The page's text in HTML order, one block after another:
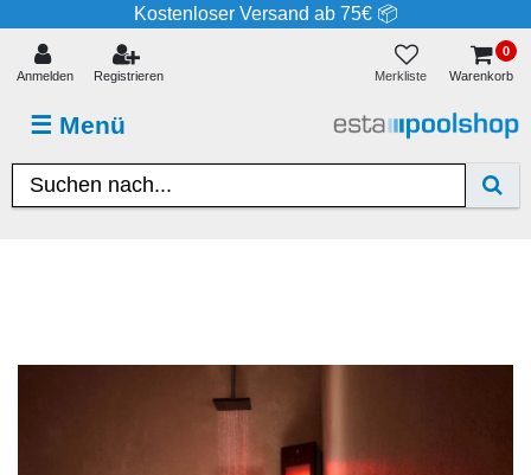
Kostenloser Versand ab 75€ 📦
☰ Menü
Anmelden Registrieren Merkliste
0
Warenkorb